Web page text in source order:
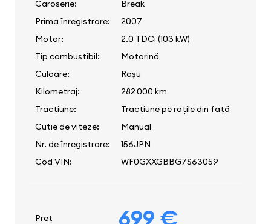
Caroserie:
Break
Prima înregistrare:
2007
Motor:
2.0 TDCi (103 kW)
Tip combustibil:
Motorină
Culoare:
Roșu
Kilometraj:
282 000 km
Tracțiune:
Tracțiune pe roțile din față
Cutie de viteze:
Manual
Nr. de înregistrare:
156JPN
Cod VIN:
WF0GXXGBBG7S63059
Preț